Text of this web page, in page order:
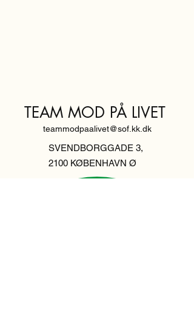
TEAM MOD PÅ LIVET
teammodpaalivet@sof.kk.dk
SVENDBORGGADE 3,
2100 KØBENHAVN Ø